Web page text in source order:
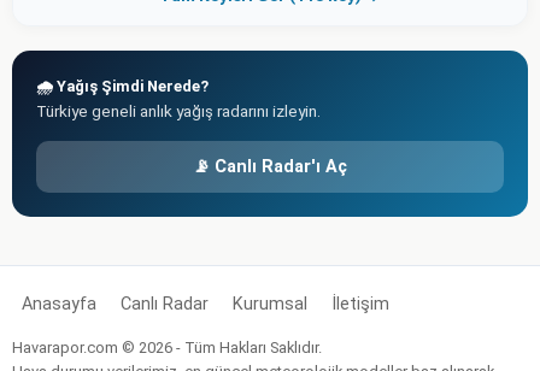
🌧️ Yağış Şimdi Nerede?
Türkiye geneli anlık yağış radarını izleyin.
📡 Canlı Radar'ı Aç
Anasayfa Canlı Radar Kurumsal İletişim
Havarapor.com © 2026 - Tüm Hakları Saklıdır.